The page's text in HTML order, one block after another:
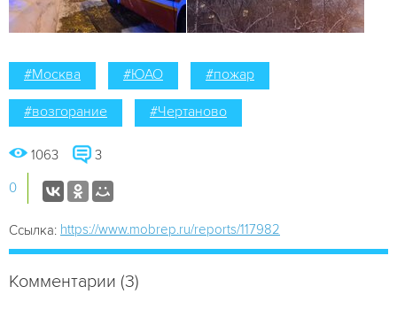
#Москва #ЮАО #пожар
#возгорание #Чертаново
1063 3
0
Ссылка: https://www.mobrep.ru/reports/117982
Комментарии (3)